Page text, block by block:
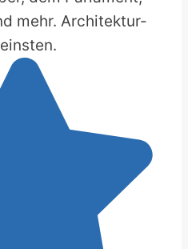
mehr. Architektur-